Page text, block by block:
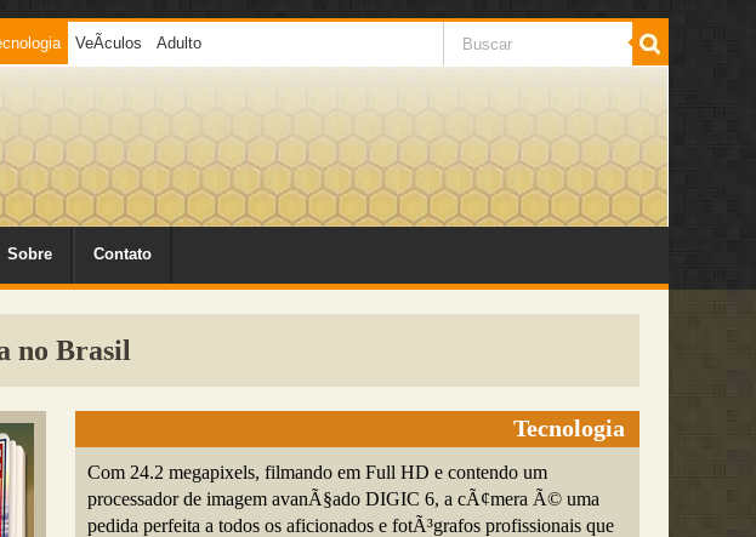
VeÃ­culos Adulto
Sobre Contato
no Brasil
Tecnologia
Com 24.2 megapixels, filmando em Full HD e contendo um
processador de imagem avanÃ§ado DIGIC 6, a cÃ¢mera Ã© uma
pedida perfeita a todos os aficionados e fotÃ³grafos profissionais que